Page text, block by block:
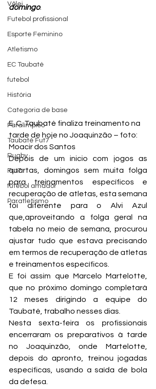
Vôlei
Futebol profissional
Esporte Feminino
Atletismo
EC Taubaté
futebol
História
Categoria de base
Paralímpico
Taubaté Fut7
Rugby
Fut7
futebol amador
Paratletismo
domingo.
E. C. Taubaté finaliza treinamento na
tarde de hoje no Joaquinzão – foto:
Moacir dos Santos
Depois de um inicio com jogos as
quartas, domingos sem muita folga
para treinamentos específicos e
recuperação de atletas, esta semana
foi diferente para o Alvi Azul
que,aproveitando a folga geral na
tabela no meio de semana, procurou
ajustar tudo que estava precisando
em termos de recuperação de atletas
e treinamentos específicos.
E foi assim que Marcelo Martelotte,
que no próximo domingo completará
12 meses dirigindo a equipe do
Taubaté, trabalho nesses dias.
Nesta sexta-feira os profissionais
encerraram os preparativos à tarde
no Joaquinzão, onde Martelotte,
depois do apronto, treinou jogadas
específicas, usando a saída de bola
da defesa.